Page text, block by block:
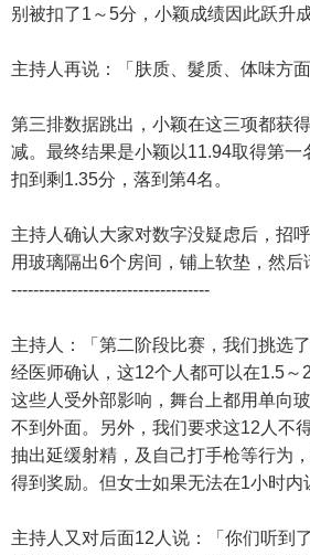
别被扣了1～5分，小颖成绩因此跃升
主持人再说：「肤质、髮质、体味方
第三排数据跳出，小颖在这三项都获
减。最终结果是小颖以11.94取得第一
扣到剩1.35分，落到第4名。
主持人确认大家对数字没疑虑后，招
用玻璃隔出6个房间，铺上软垫，然后
------------------------------------
主持人：「第二阶段比赛，我们挑选
经医师确认，这12个人都可以在1.5～
这些人受外部影响，舞台上都用单向
不到外面。另外，我们要求这12人不
抽出延缓射精，及自己打手枪等行为
得到奖励。但女士如果无法在1小时内
主持人又对后面12人说：「你们听到